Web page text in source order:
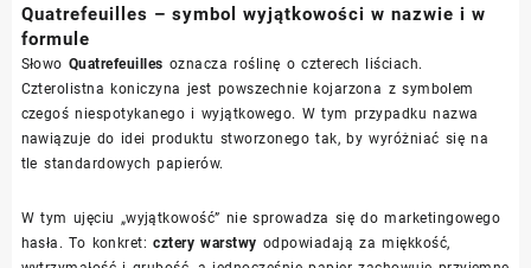
Quatrefeuilles – symbol wyjątkowości w nazwie i w
formule
Słowo Quatrefeuilles oznacza roślinę o czterech liściach.
Czterolistna koniczyna jest powszechnie kojarzona z symbolem
czegoś niespotykanego i wyjątkowego. W tym przypadku nazwa
nawiązuje do idei produktu stworzonego tak, by wyróżniać się na
tle standardowych papierów.
W tym ujęciu „wyjątkowość” nie sprowadza się do marketingowego
hasła. To konkret:cztery warstwy odpowiadają za miękkość,